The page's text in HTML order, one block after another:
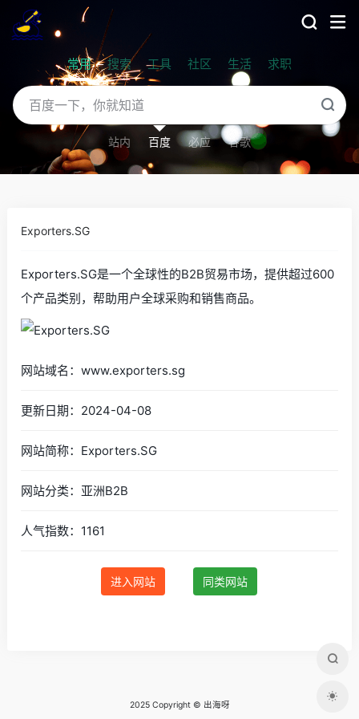
常用 搜索 工具 社区 生活 求职
站内 百度 必应 谷歌
Exporters.SG
Exporters.SG是一个全球性的B2B贸易市场，提供超过600
个产品类别，帮助用户全球采购和销售商品。
网站域名：www.exporters.sg
更新日期：2024-04-08
网站简称：Exporters.SG
网站分类：亚洲B2B
人气指数：1161
进入网站 同类网站
2025 Copyright © 出海呀